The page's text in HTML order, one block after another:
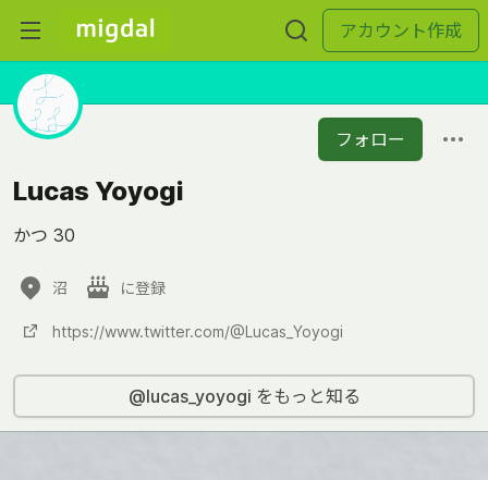
アカウント作成
フォロー
Lucas Yoyogi
かつ 30
沼 に登録
https://www.twitter.com/@Lucas_Yoyogi
@lucas_yoyogi をもっと知る